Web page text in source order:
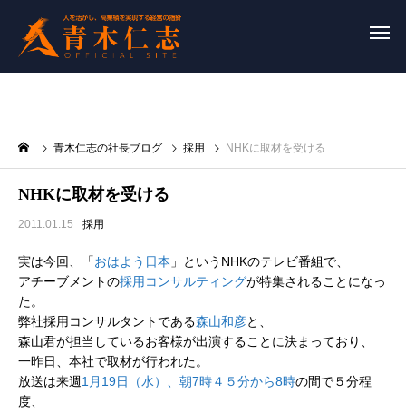
青木仁志の社長ブログ 採用 NHKに取材を受ける
NHKに取材を受ける
2011.01.15 採用
実は今回、「おはよう日本 」というNHKのテレビ番組で、
アチーブメントの採用コンサルティングが特集されることになっ
た。
弊社採用コンサルタントである森山和彦と、
森山君が担当しているお客様が出演することに決まっており、
一昨日、本社で取材が行われた。
放送は来週 1月19日（水）、朝7時４５分から8時の間で５分程
度、